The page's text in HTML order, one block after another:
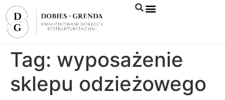
Tag: wyposażenie
sklepu odzieżowego